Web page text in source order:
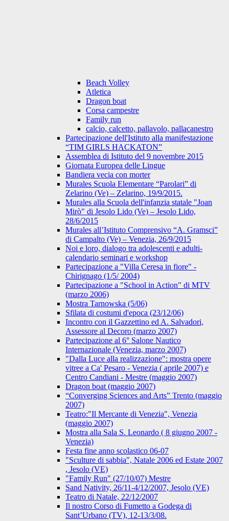
Beach Volley
Atletica
Dragon boat
Corsa campestre
Family run
calcio, calcetto, pallavolo, pallacanestro
Partecipazione dell'Istituto alla manifestazione
“TIM GIRLS HACKATON”
Assemblea di Istituto del 9 novembre 2015
Giornata Europea delle Lingue
Bandiera vecia con morter
Murales Scuola Elementare “Parolari” di
Zelarino (Ve) – Zelarino, 19/9/2015.
Murales alla Scuola dell'infanzia statale "Joan
Mirò" di Jesolo Lido (Ve) – Jesolo Lido,
28/6/2015
Murales all’Istituto Comprensivo “A. Gramsci”
di Campalto (Ve) – Venezia, 26/9/2015
Noi e loro, dialogo tra adolescenti e adulti-
calendario seminari e workshop
Partecipazione a "Villa Ceresa in fiore" -
Chirignago (1/5/ 2004)
Partecipazione a "School in Action" di MTV
(marzo 2006)
Mostra Tarnowska (5/06)
Sfilata di costumi d'epoca (23/12/06)
Incontro con il Gazzettino ed A. Salvadori,
Assessore al Decoro (marzo 2007)
Partecipazione al 6° Salone Nautico
Internazionale (Venezia, marzo 2007)
"Dalla Luce alla realizzazione": mostra opere
vitree a Ca' Pesaro - Venezia ( aprile 2007) e
Centro Candiani - Mestre (maggio 2007)
Dragon boat (maggio 2007)
“Converging Sciences and Arts” Trento (maggio
2007)
Teatro:"Il Mercante di Venezia", Venezia
(maggio 2007)
Mostra alla Sala S. Leonardo ( 8 giugno 2007 -
Venezia)
Festa fine anno scolastico 06-07
"Sculture di sabbia", Natale 2006 ed Estate 2007
, Jesolo (VE)
"Family Run" (27/10/07) Mestre
Sand Nativity, 26/11-4/12/2007, Jesolo (VE)
Teatro di Natale, 22/12/2007
Il nostro Corso di Fumetto a Godega di
Sant’Urbano (TV), 12-13/3/08.